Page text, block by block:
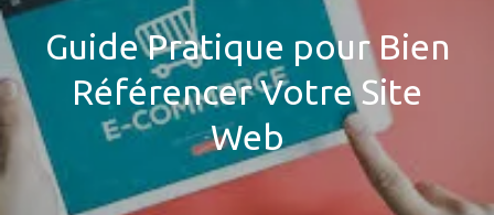
Guide Pratique pour Bien
Référencer Votre Site
Web